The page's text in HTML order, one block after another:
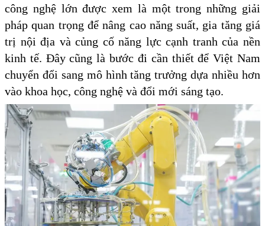
công nghệ lớn được xem là một trong những giải
pháp quan trọng để nâng cao năng suất, gia tăng giá
trị nội địa và củng cố năng lực cạnh tranh của nền
kinh tế. Đây cũng là bước đi cần thiết để Việt Nam
chuyển đổi sang mô hình tăng trưởng dựa nhiều hơn
vào khoa học, công nghệ và đổi mới sáng tạo.